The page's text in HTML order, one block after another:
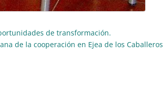
de transformación.
de la cooperación en Ejea de los Caballeros